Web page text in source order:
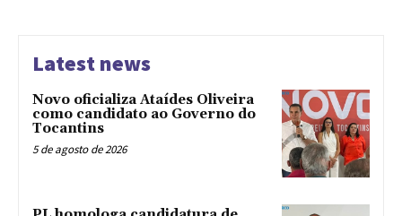
Latest news
Novo oficializa Ataídes Oliveira
como candidato ao Governo do
Tocantins
5 de agosto de 2026